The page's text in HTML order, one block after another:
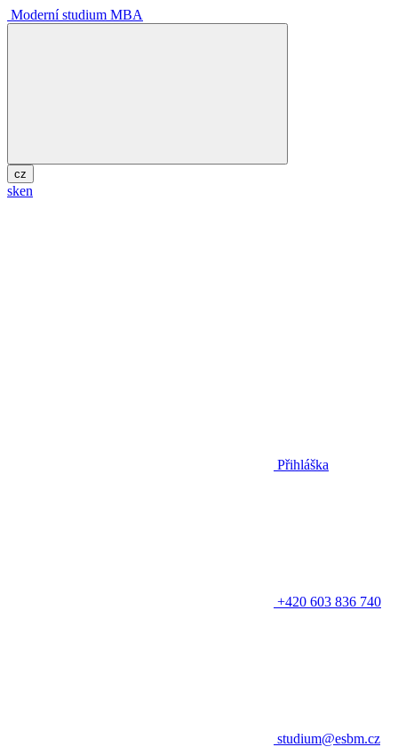
Moderní studium MBA
cz
sken
Přihláška
+420 603 836 740
studium@esbm.cz